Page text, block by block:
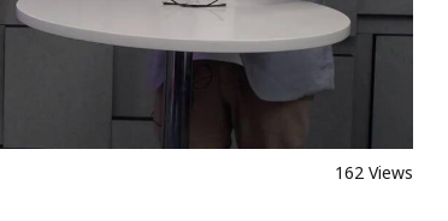
162 Views